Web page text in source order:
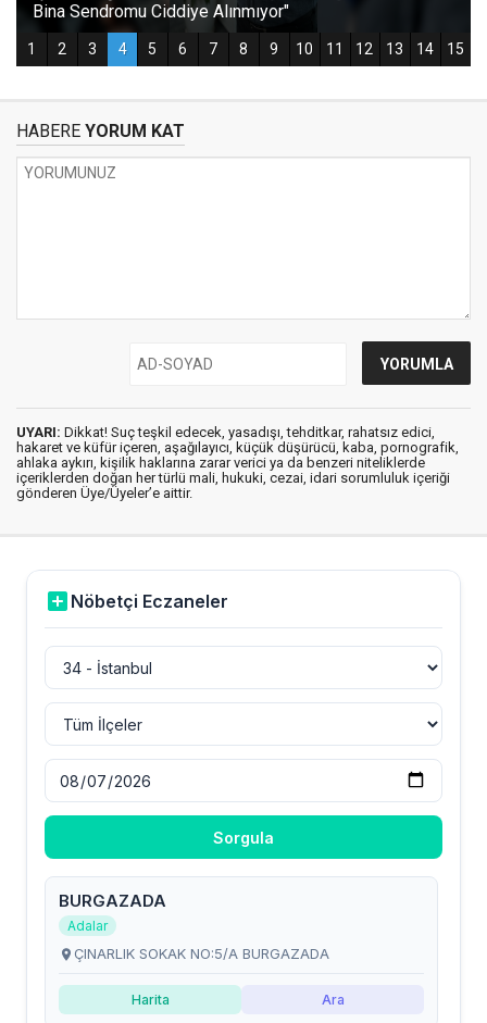
HABERE YORUM KAT
UYARI: Dikkat! Suç teşkil edecek, yasadışı, tehditkar, rahatsız edici,
hakaret ve küfür içeren, aşağılayıcı, küçük düşürücü, kaba, pornografik,
ahlaka aykırı, kişilik haklarına zarar verici ya da benzeri niteliklerde
içeriklerden doğan her türlü mali, hukuki, cezai, idari sorumluluk içeriği
gönderen Üye/Üyeler’e aittir.